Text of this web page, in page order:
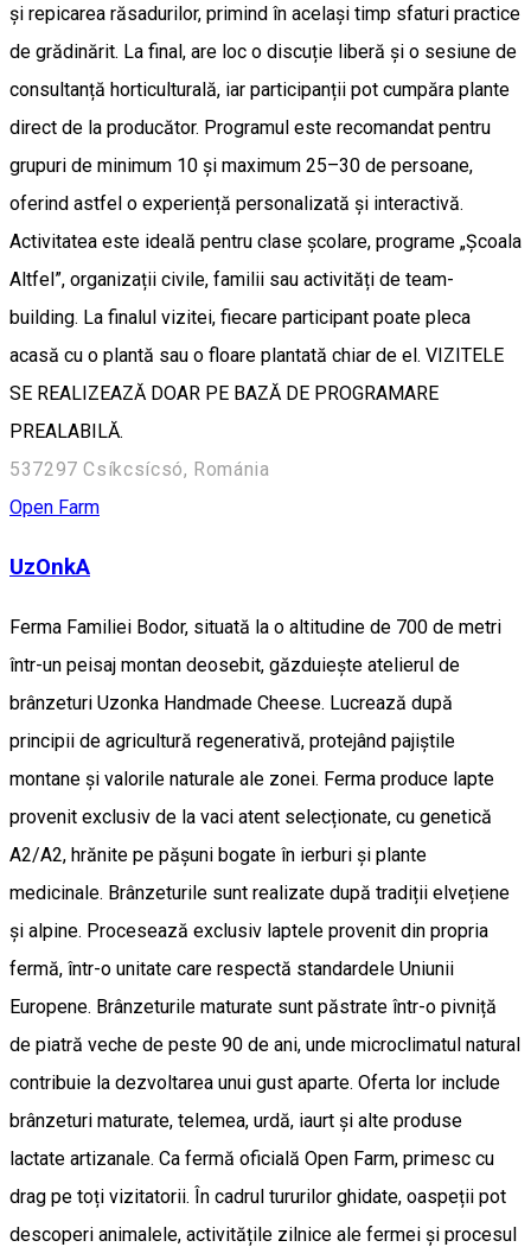
și repicarea răsadurilor, primind în același timp sfaturi practice
de grădinărit. La final, are loc o discuție liberă și o sesiune de
consultanță horticulturală, iar participanții pot cumpăra plante
direct de la producător. Programul este recomandat pentru
grupuri de minimum 10 și maximum 25–30 de persoane,
oferind astfel o experiență personalizată și interactivă.
Activitatea este ideală pentru clase școlare, programe „Școala
Altfel”, organizații civile, familii sau activități de team-
building. La finalul vizitei, fiecare participant poate pleca
acasă cu o plantă sau o floare plantată chiar de el. VIZITELE
SE REALIZEAZĂ DOAR PE BAZĂ DE PROGRAMARE
PREALABILĂ.
537297 Csíkcsícsó, Románia
Open Farm
UzOnkA
Ferma Familiei Bodor, situată la o altitudine de 700 de metri
într-un peisaj montan deosebit, găzduiește atelierul de
brânzeturi Uzonka Handmade Cheese. Lucrează după
principii de agricultură regenerativă, protejând pajiștile
montane și valorile naturale ale zonei. Ferma produce lapte
provenit exclusiv de la vaci atent selecționate, cu genetică
A2/A2, hrănite pe pășuni bogate în ierburi și plante
medicinale. Brânzeturile sunt realizate după tradiții elvețiene
și alpine. Procesează exclusiv laptele provenit din propria
fermă, într-o unitate care respectă standardele Uniunii
Europene. Brânzeturile maturate sunt păstrate într-o pivniță
de piatră veche de peste 90 de ani, unde microclimatul natural
contribuie la dezvoltarea unui gust aparte. Oferta lor include
brânzeturi maturate, telemea, urdă, iaurt și alte produse
lactate artizanale. Ca fermă oficială Open Farm, primesc cu
drag pe toți vizitatorii. În cadrul tururilor ghidate, oaspeții pot
descoperi animalele, activitățile zilnice ale fermei și procesul